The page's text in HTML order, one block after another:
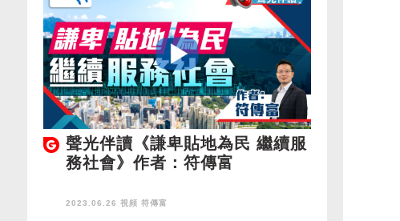
聲光伴讀《謙卑貼地為民 繼續服
務社會》作者：符傳富
2023.06.26 視頻 符傳富